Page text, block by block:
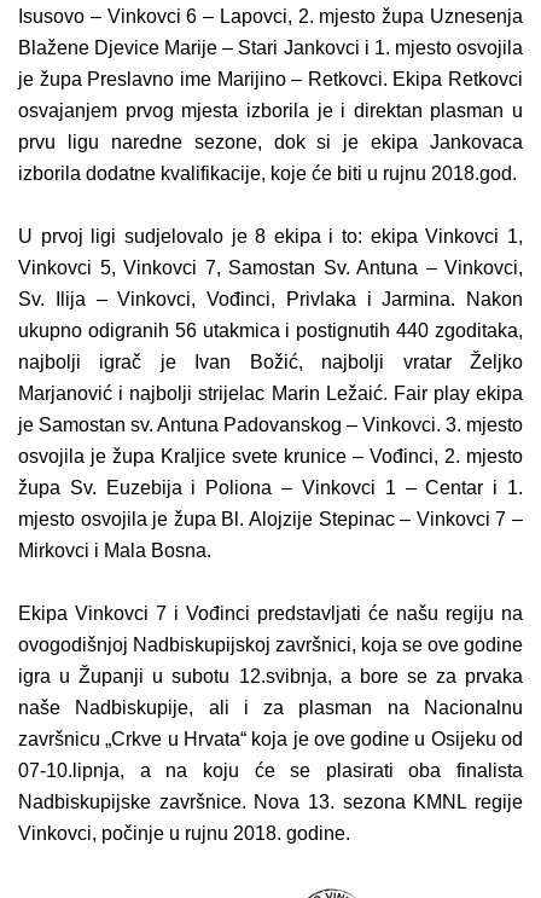
Isusovo – Vinkovci 6 – Lapovci, 2. mjesto župa Uznesenja
Blažene Djevice Marije – Stari Jankovci i 1. mjesto osvojila
je župa Preslavno ime Marijino – Retkovci. Ekipa Retkovci
osvajanjem prvog mjesta izborila je i direktan plasman u
prvu ligu naredne sezone, dok si je ekipa Jankovaca
izborila dodatne kvalifikacije, koje će biti u rujnu 2018.god.
U prvoj ligi sudjelovalo je 8 ekipa i to: ekipa Vinkovci 1,
Vinkovci 5, Vinkovci 7, Samostan Sv. Antuna – Vinkovci,
Sv. Ilija – Vinkovci, Vođinci, Privlaka i Jarmina. Nakon
ukupno odigranih 56 utakmica i postignutih 440 zgoditaka,
najbolji igrač je Ivan Božić, najbolji vratar Željko
Marjanović i najbolji strijelac Marin Ležaić. Fair play ekipa
je Samostan sv. Antuna Padovanskog – Vinkovci. 3. mjesto
osvojila je župa Kraljice svete krunice – Vođinci, 2. mjesto
župa Sv. Euzebija i Poliona – Vinkovci 1 – Centar i 1.
mjesto osvojila je župa Bl. Alojzije Stepinac – Vinkovci 7 –
Mirkovci i Mala Bosna.
Ekipa Vinkovci 7 i Vođinci predstavljati će našu regiju na
ovogodišnjoj Nadbiskupijskoj završnici, koja se ove godine
igra u Županji u subotu 12.svibnja, a bore se za prvaka
naše Nadbiskupije, ali i za plasman na Nacionalnu
završnicu „Crkve u Hrvata“ koja je ove godine u Osijeku od
07-10.lipnja, a na koju će se plasirati oba finalista
Nadbiskupijske završnice. Nova 13. sezona KMNL regije
Vinkovci, počinje u rujnu 2018. godine.